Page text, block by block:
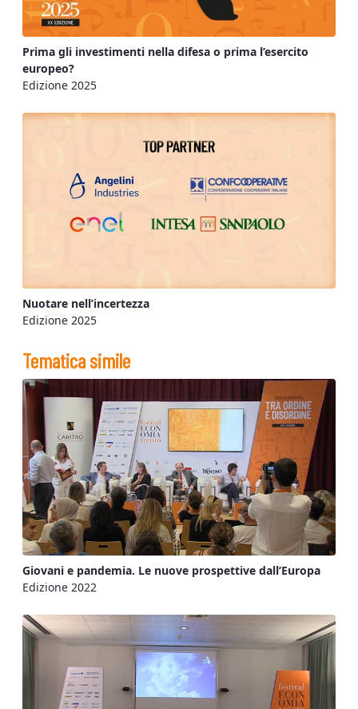
Prima gli investimenti nella difesa o prima l’esercito
europeo?
Edizione 2025
Nuotare nell’incertezza
Edizione 2025
Tematica simile
Giovani e pandemia. Le nuove prospettive dall’Europa
Edizione 2022